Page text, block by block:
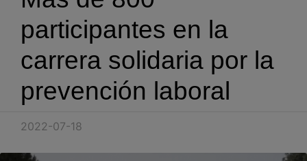
Partners
Español
participantes en la
carrera solidaria por la
prevención laboral
2022-07-18